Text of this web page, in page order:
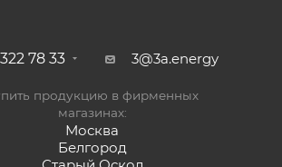
78 33 3@3a.energy
продукцию в фирменных
магазинах:
Москва
Белгород